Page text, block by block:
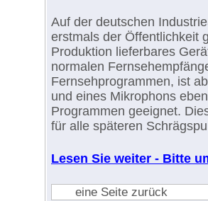
Auf der deutschen
erstmals der Öffentlichkeit
Produktion lieferbares
normalen
Fernsehprogrammen, ist
und eines Mikrophons
Programmen geeignet.
für alle späteren
Lesen Sie weiter - Bitte
eine Seite zurück